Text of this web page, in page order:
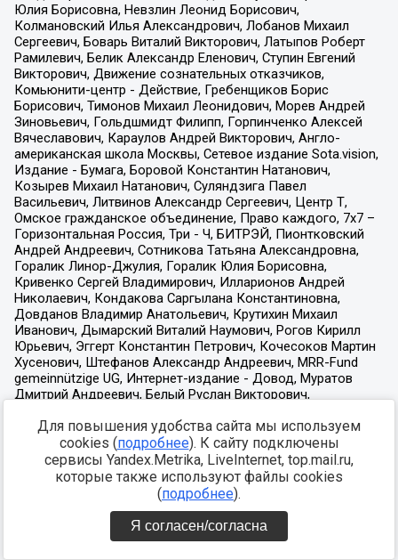
Для повышения удобства сайта мы используем
cookies (подробнее). К сайту подключены
сервисы Yandex.Metrika, LiveInternet, top.mail.ru,
которые также используют файлы cookies
(подробнее).
Я согласен/согласна